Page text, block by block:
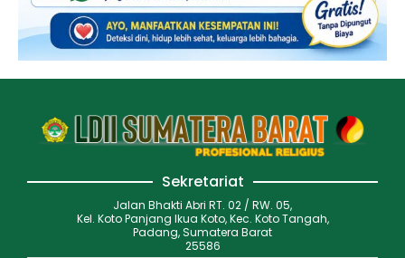
Sekretariat
Jalan Bhakti Abri RT. 02 / RW. 05,
Kel. Koto Panjang Ikua Koto, Kec. Koto Tangah,
Padang, Sumatera Barat
25586